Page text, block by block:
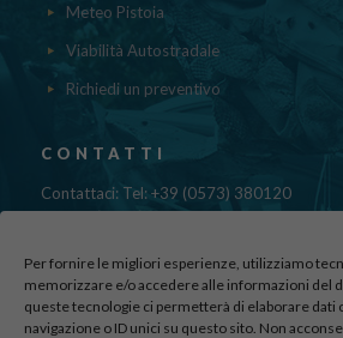
Per fornire le migliori esperienze, utilizziamo
memorizzare e/o accedere alle informazioni del
queste tecnologie ci permetterà di elaborare dati
navigazione o ID unici su questo sito. Non
Meteo Pistoia
Viabilità Autostradale
Richiedi un preventivo
CONTATTI
Contattaci: Tel: +39 (0573) 380120
Fax: 39 (0573) 985420
Via di Canapale, 10
51100 PISTOIA